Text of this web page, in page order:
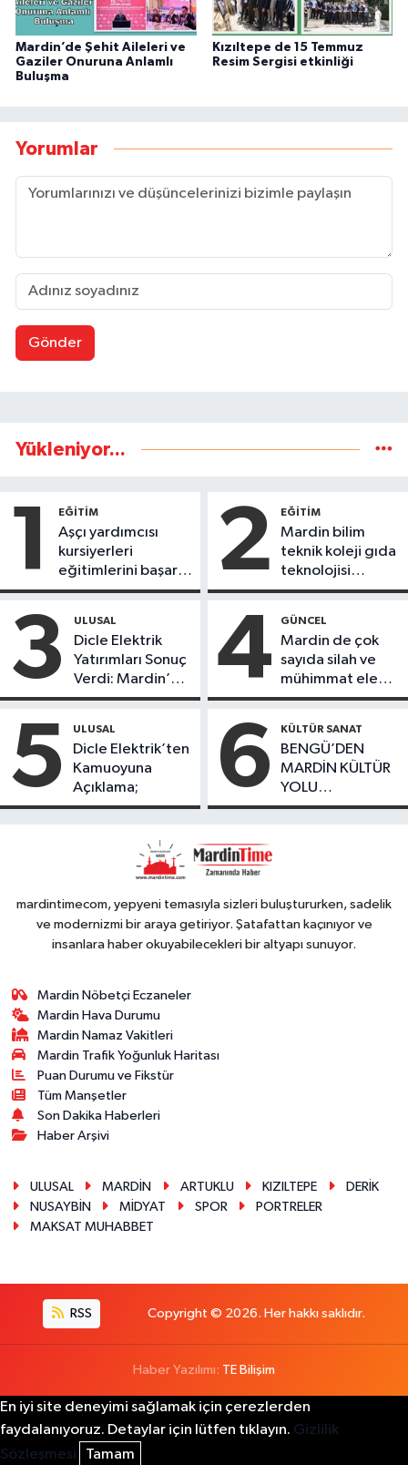
Mardin’de Şehit Aileleri ve
Gaziler Onuruna Anlamlı
Buluşma
Kızıltepe de 15 Temmuz
Resim Sergisi etkinliği
Yorumlar
Gönder
Yükleniyor...
1 EĞİTİM
Aşçı yardımcısı
kursiyerleri
eğitimlerini başarı
ile tamamladı
2 EĞİTİM
Mardin bilim
teknik koleji gıda
teknolojisi
öğrencileri
ürünlerini satarak
köydeki
çoçuklara kitap
desteğinde
bulundu
3 ULUSAL
Dicle Elektrik
Yatırımları Sonuç
Verdi: Mardin’de
Kayıp Kaçak
Düşüş
4 GÜNCEL
Mardin de çok
sayıda silah ve
mühimmat ele
geçirildi
5 ULUSAL
Dicle Elektrik’ten
Kamuoyuna
Açıklama;
6 KÜLTÜR SANAT
BENGÜ’DEN
MARDİN KÜLTÜR
YOLU
FESTIVALİ’NDE
mardintimecom, yepyeni temasıyla sizleri buluştururken, sadelik
ve modernizmi bir araya getiriyor. Şatafattan kaçınıyor ve
insanlara haber okuyabilecekleri bir altyapı sunuyor.
Mardin Nöbetçi Eczaneler
Mardin Hava Durumu
Mardin Namaz Vakitleri
Mardin Trafik Yoğunluk Haritası
Puan Durumu ve Fikstür
Tüm Manşetler
Son Dakika Haberleri
Haber Arşivi
ULUSAL MARDİN ARTUKLU KIZILTEPE
DERİK
NUSAYBİN
MİDYAT SPOR
PORTRELER
MAKSAT MUHABBET
RSS Copyright © 2026. Her hakkı saklıdır.
Haber Yazılımı: TE Bilişim
En iyi site deneyimi sağlamak için çerezlerden
faydalanıyoruz. Detaylar için lütfen tıklayın. Gizlilik
Sözleşmesi
Tamam